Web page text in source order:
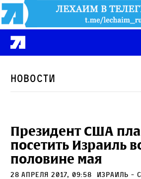
Новости
Президент США
посетить Израиль
половине мая
28 апреля 2017, 09:58 Израиль -